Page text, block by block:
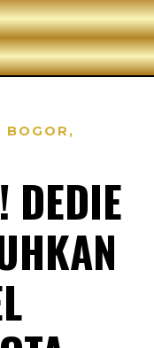
BOGOR ,
DEDIE